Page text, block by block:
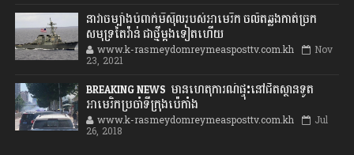
នាវាចម្បាំងបំពាក់មីស៊ីលរបស់អាមេរិក ចល័តឆ្លងកាត់ច្រក
សមុទ្រតៃវ៉ាន់ ជាថ្មីម្តងទៀតហើយ
www.k-rasmeydomreymeasposttv.com.kh Nov
23, 2021
BREAKING NEWS: មានហេតុការណ៍ផ្ទុះនៅជិតស្ថានទូត
អាមេរិកប្រចាំទីក្រុងប៉េកាំង
www.k-rasmeydomreymeasposttv.com.kh Jul
26, 2018